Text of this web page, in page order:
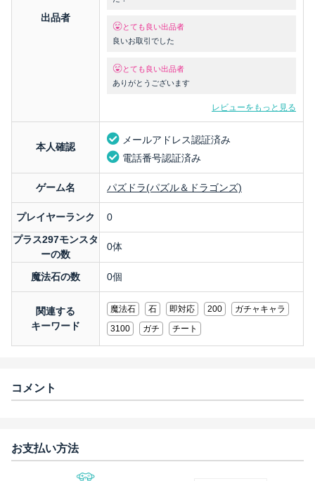
出品者
とても良い出品者
良いお取引でした
とても良い出品者
ありがとうございます
レビューをもっと見る
本人確認
メールアドレス認証済み
電話番号認証済み
ゲーム名 パズドラ(パズル＆ドラゴンズ)
プレイヤーランク
0
プラス297モンスタ
ーの数
0体
魔法石の数 0個
関連する
キーワード
魔法石 石 即対応 200
ガチャキャラ
3100
ガチ チート
コメント
お支払い方法